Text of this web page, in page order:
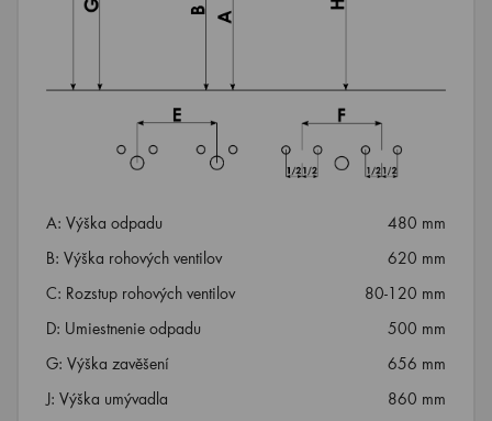
A: Výška odpadu
480 mm
B: Výška rohových ventilov
620 mm
C: Rozstup rohových ventilov
80-120 mm
D: Umiestnenie odpadu
500 mm
G: Výška zavěšení
656 mm
J: Výška umývadla
860 mm